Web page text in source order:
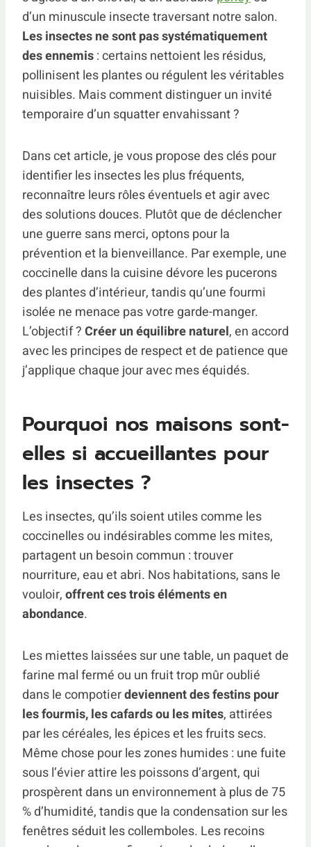
d’un minuscule insecte traversant notre salon.
Les insectes ne sont pas systématiquement
des ennemis: certains nettoient les résidus,
pollinisent les plantes ou régulent les véritables
nuisibles. Mais comment distinguer un invité
temporaire d’un squatter envahissant ?
Dans cet article, je vous propose des clés pour
identifier les insectes les plus fréquents,
reconnaître leurs rôles éventuels et agir avec
des solutions douces. Plutôt que de déclencher
une guerre sans merci, optons pour la
prévention et la bienveillance. Par exemple, une
coccinelle dans la cuisine dévore les pucerons
des plantes d’intérieur, tandis qu’une fourmi
isolée ne menace pas votre garde-manger.
L’objectif ?Créer un équilibre naturel, en accord
avec les principes de respect et de patience que
j’applique chaque jour avec mes équidés.
Pourquoi nos maisons sont-
elles si accueillantes pour
les insectes ?
Les insectes, qu’ils soient utiles comme les
coccinelles ou indésirables comme les mites,
partagent un besoin commun : trouver
nourriture, eau et abri. Nos habitations, sans le
vouloir,offrent ces trois éléments en
abondance.
Les miettes laissées sur une table, un paquet de
farine mal fermé ou un fruit trop mûr oublié
dans le compotierdeviennent des festins pour
les fourmis, les cafards ou les mites, attirées
par les céréales, les épices et les fruits secs.
Même chose pour les zones humides : une fuite
sous l’évier attire les poissons d’argent, qui
prospèrent dans un environnement à plus de 75
% d’humidité, tandis que la condensation sur les
fenêtres séduit les collemboles. Les recoins